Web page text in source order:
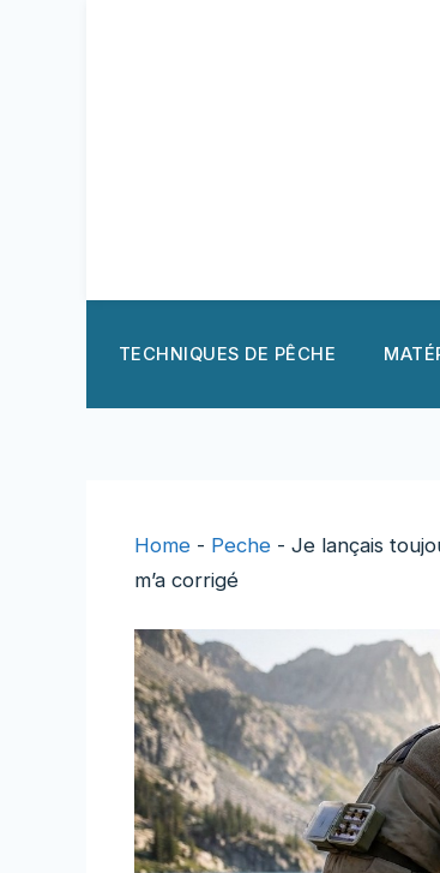
TECHNIQUES DE PÊCHE
Home - Peche - Je lançais
m’a corrigé